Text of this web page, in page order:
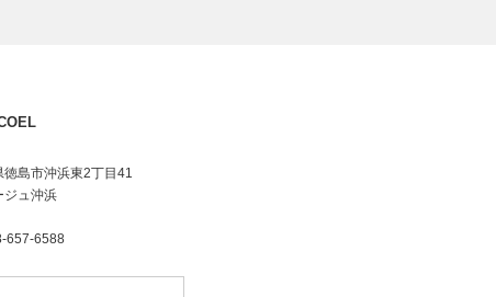
島市沖浜東2丁目41
ジュ沖浜
657-6588